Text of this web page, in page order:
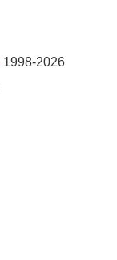
1998-2026